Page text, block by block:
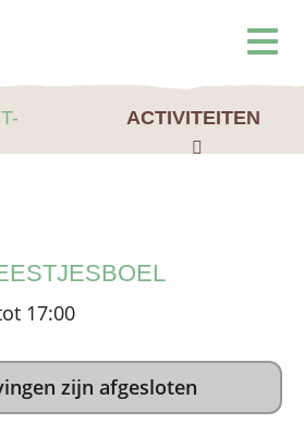
ACTIVITEITEN
17:00
zijn afgesloten